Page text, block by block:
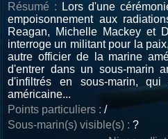
Résumé :
Lors d'une
empoisonnement aux
Reagan, Michelle Mackey et
interroge un militant pour la
autre officier de la marine
d'entrer dans un sous-marin
d'infiltrés en sous-marin,
américaine...
Points particuliers : /
Sous-marin(s) visible(s) : ?